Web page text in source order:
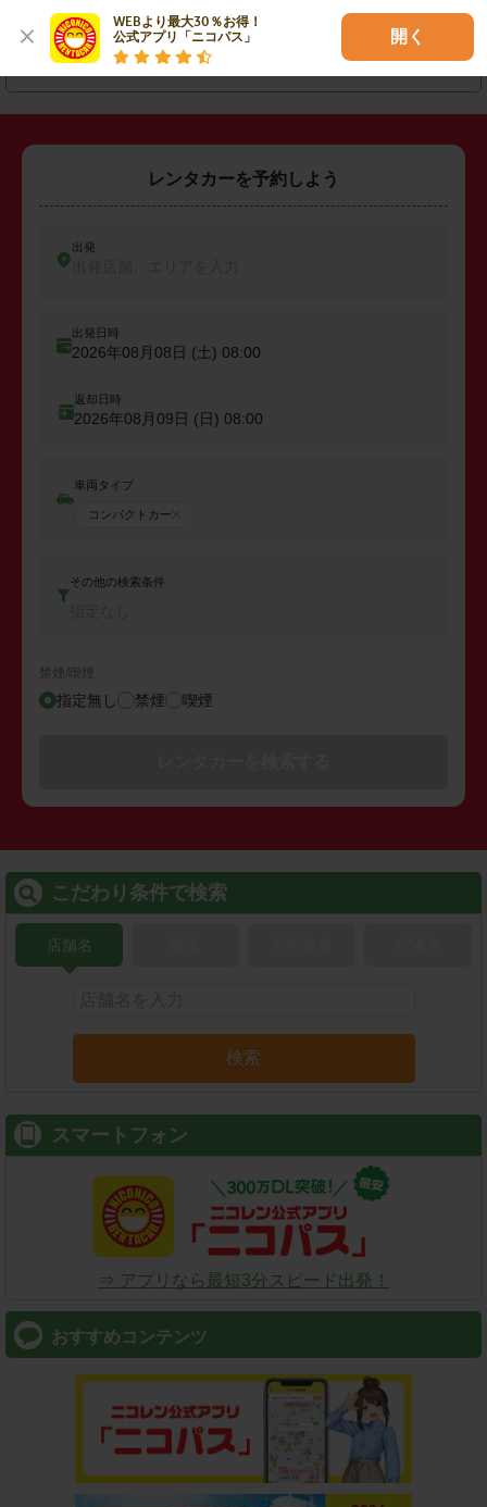
WEBより最大30％お得！
公式アプリ「ニコパス」
開く
太田市 ・館林市 ・藤岡市
吾妻郡嬬恋村 ・ 邑楽郡大泉町
レンタカーを予約しよう
出発
出発日時
2026年08月08日 (土) 08:00
返却日時
2026年08月09日 (日) 08:00
車両タイプ
コンパクトカー
その他の検索条件
禁煙/喫煙
指定無し 禁煙 喫煙
こだわり条件で検索
店舗名
検索
スマートフォン
⇒ アプリなら最短3分スピード出発！
おすすめコンテンツ